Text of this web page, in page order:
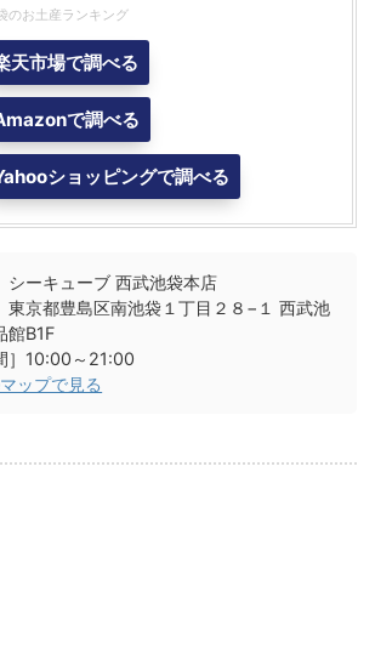
のお土産ランキング
天市場で調べる
で調べる
ショッピングで調べる
シーキューブ 西武池袋本店
東京都豊島区南池袋１丁目２８−１ 西武池
館B1F
］10:00～21:00
ップで見る